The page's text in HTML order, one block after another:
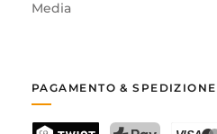
Media
PAGAMENTO & SPEDIZIONE